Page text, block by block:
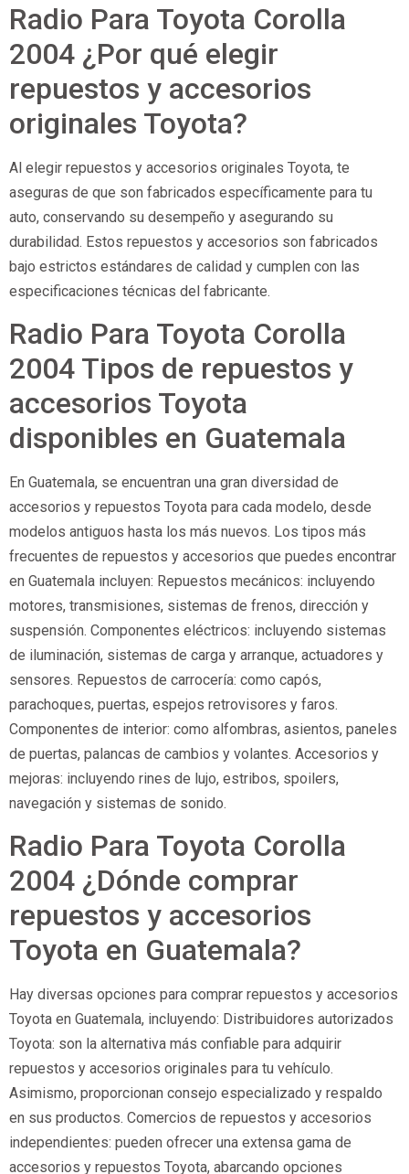
Radio Para Toyota Corolla
2004 ¿Por qué elegir
repuestos y accesorios
originales Toyota?
Al elegir repuestos y accesorios originales Toyota, te
aseguras de que son fabricados específicamente para tu
auto, conservando su desempeño y asegurando su
durabilidad. Estos repuestos y accesorios son fabricados
bajo estrictos estándares de calidad y cumplen con las
especificaciones técnicas del fabricante.
Radio Para Toyota Corolla
2004 Tipos de repuestos y
accesorios Toyota
disponibles en Guatemala
En Guatemala, se encuentran una gran diversidad de
accesorios y repuestos Toyota para cada modelo, desde
modelos antiguos hasta los más nuevos. Los tipos más
frecuentes de repuestos y accesorios que puedes encontrar
en Guatemala incluyen: Repuestos mecánicos: incluyendo
motores, transmisiones, sistemas de frenos, dirección y
suspensión. Componentes eléctricos: incluyendo sistemas
de iluminación, sistemas de carga y arranque, actuadores y
sensores. Repuestos de carrocería: como capós,
parachoques, puertas, espejos retrovisores y faros.
Componentes de interior: como alfombras, asientos, paneles
de puertas, palancas de cambios y volantes. Accesorios y
mejoras: incluyendo rines de lujo, estribos, spoilers,
navegación y sistemas de sonido.
Radio Para Toyota Corolla
2004 ¿Dónde comprar
repuestos y accesorios
Toyota en Guatemala?
Hay diversas opciones para comprar repuestos y accesorios
Toyota en Guatemala, incluyendo: Distribuidores autorizados
Toyota: son la alternativa más confiable para adquirir
repuestos y accesorios originales para tu vehículo.
Asimismo, proporcionan consejo especializado y respaldo
en sus productos. Comercios de repuestos y accesorios
independientes: pueden ofrecer una extensa gama de
accesorios y repuestos Toyota, abarcando opciones